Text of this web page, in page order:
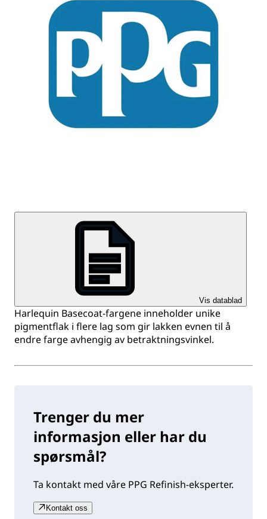
Vis datablad
Harlequin Basecoat-fargene inneholder unike
pigmentflak i flere lag som gir lakken evnen til å
endre farge avhengig av betraktningsvinkel.
Trenger du mer
informasjon eller har du
spørsmål?
Ta kontakt med våre PPG Refinish-eksperter.
Kontakt oss